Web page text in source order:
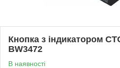
Кнопка з індикатором
BW3472
В наявності